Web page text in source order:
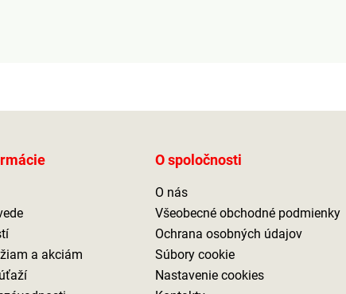
a akciám
O spoločnosti
O nás
Všeobecné obchodné podmienky
Ochrana osobných údajov
Súbory cookie
Nastavenie cookies